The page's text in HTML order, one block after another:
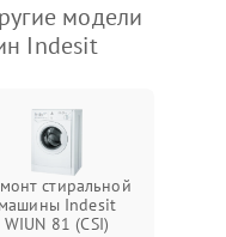
модели
Indesit
стиральной
машины Indesit
WIUN 81 (CSI)